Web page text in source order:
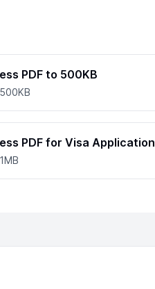
PDF to 500KB
PDF for Visa Application